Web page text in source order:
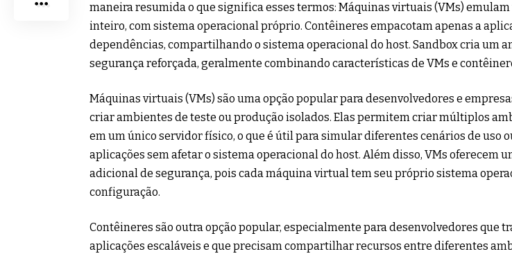
maneira resumida o que significa esses termos: Máquinas virtuais (VMs)
inteiro, com sistema operacional próprio. Contêineres empacotam apenas a
dependências, compartilhando o sistema operacional do host. Sandbox cria um
segurança reforçada, geralmente combinando características de VMs e
Máquinas virtuais (VMs) são uma opção popular para desenvolvedores e
criar ambientes de teste ou produção isolados. Elas permitem criar múltiplos
em um único servidor físico, o que é útil para simular diferentes cenários de uso
aplicações sem afetar o sistema operacional do host. Além disso, VMs oferecem
adicional de segurança, pois cada máquina virtual tem seu próprio sistema
configuração.
Contêineres são outra opção popular, especialmente para desenvolvedores que
aplicações escaláveis e que precisam compartilhar recursos entre diferentes